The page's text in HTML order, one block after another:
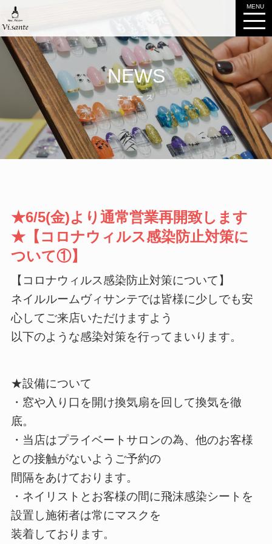
MENU
NEWS
★6/5(金)より通常営業再開致します
★【コロナウィルス感染防止対策に
ついて①】
【コロナウィルス感染防止対策について】
ネイルルームヴィサンテでは皆様に少しでも安
心してご来店いただけますよう
以下のような感染対策を行ってまいります。
★設備について
・窓や入り口を開け換気扇を回して換気を徹
底。
・当店はプライベートサロンの為、他のお客様
との接触がないようご予約の
間隔をあけております。
・ネイリストとお客様の間に飛沫感染シートを
設置し施術者は常にマスクを
装着しております。